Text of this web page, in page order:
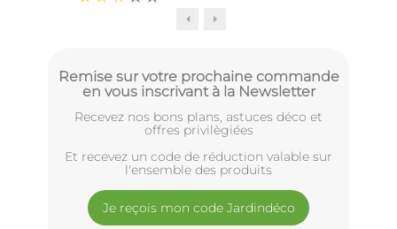
Remise sur votre prochaine commande
en vous inscrivant à la Newsletter
Recevez nos bons plans, astuces déco et
offres privilègiées
Et recevez un code de réduction valable sur
l'ensemble des produits
Je reçois mon code Jardindéco